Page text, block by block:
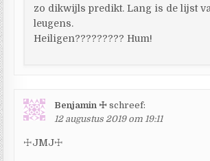
zo dikwijls predikt. Lang is de lijst
leugens.
Heiligen????????? Hum!
Benjamin ☩ schreef:
12 augustus 2019 om 19:11
☩JMJ☩